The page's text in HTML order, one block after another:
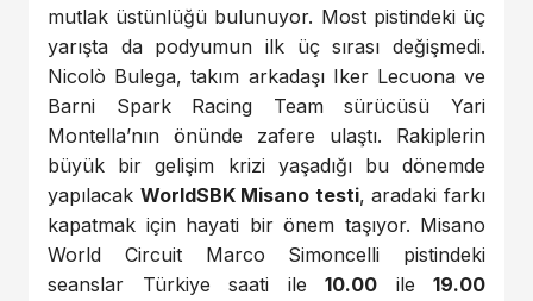
mutlak üstünlüğü bulunuyor. Most pistindeki üç
yarışta da podyumun ilk üç sırası değişmedi.
Nicolò Bulega, takım arkadaşı Iker Lecuona ve
Barni Spark Racing Team sürücüsü Yari
Montella’nın önünde zafere ulaştı. Rakiplerin
büyük bir gelişim krizi yaşadığı bu dönemde
yapılacak WorldSBK Misano testi, aradaki farkı
kapatmak için hayati bir önem taşıyor. Misano
World Circuit Marco Simoncelli pistindeki
seanslar Türkiye saati ile 10.00 ile 19.00